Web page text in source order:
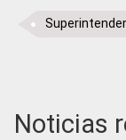
Noticias